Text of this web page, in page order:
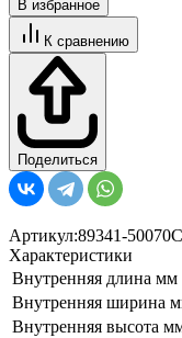
В избранное
К сравнению
Поделиться
Артикул:89341-
Характеристики
Внутренняя длина мм
Внутренняя ширина
Внутренняя высота